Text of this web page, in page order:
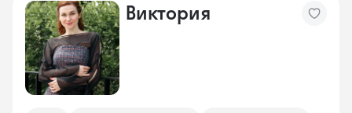
Виктория